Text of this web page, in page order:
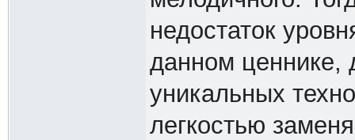
недостаток
данном ценнике,
уникальных
легкостью